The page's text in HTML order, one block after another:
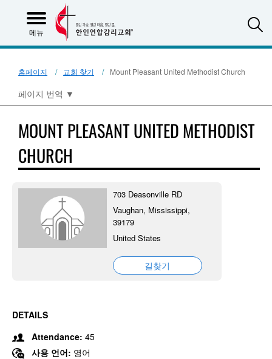
메뉴
홈페이지 교회 찾기 Mount Pleasant United Methodist Church
페이지 번역 ▼
MOUNT PLEASANT UNITED METHODIST
CHURCH
703 Deasonville RD
Vaughan, Mississippi,
39179
United States
길찾기
DETAILS
Attendance: 45
사용 언어: 영어